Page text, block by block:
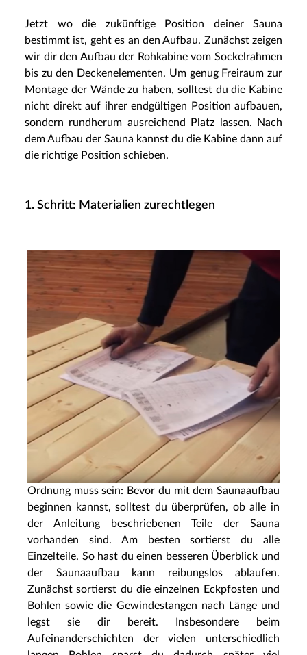
Jetzt wo die zukünftige Position deiner Sauna
bestimmt ist, geht es an den Aufbau. Zunächst zeigen
wir dir den Aufbau der Rohkabine vom Sockelrahmen
bis zu den Deckenelementen. Um genug Freiraum zur
Montage der Wände zu haben, solltest du die Kabine
nicht direkt auf ihrer endgültigen Position aufbauen,
sondern rundherum ausreichend Platz lassen. Nach
dem Aufbau der Sauna kannst du die Kabine dann auf
die richtige Position schieben.
1. Schritt: Materialien zurechtlegen
Ordnung muss sein: Bevor du mit dem Saunaaufbau
beginnen kannst, solltest du überprüfen, ob alle in
der Anleitung beschriebenen Teile der Sauna
vorhanden sind. Am besten sortierst du alle
Einzelteile. So hast du einen besseren Überblick und
der Saunaaufbau kann reibungslos ablaufen.
Zunächst sortierst du die einzelnen Eckpfosten und
Bohlen sowie die Gewindestangen nach Länge und
legst sie dir bereit. Insbesondere beim
Aufeinanderschichten der vielen unterschiedlich